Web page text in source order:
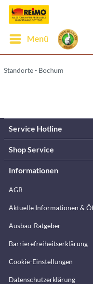
Menü
Standorte - Bochum
Service Hotline
Shop Service
Informationen
AGB
Aktuelle Informationen &
Ausbau-Ratgeber
Barrierefreiheitserklärung
Cookie-Einstellungen
Datenschutzerklärung